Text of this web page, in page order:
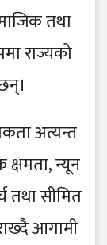
तथा
राज्यको
अत्यन्त
न्यून
तथा सीमित
आगामी